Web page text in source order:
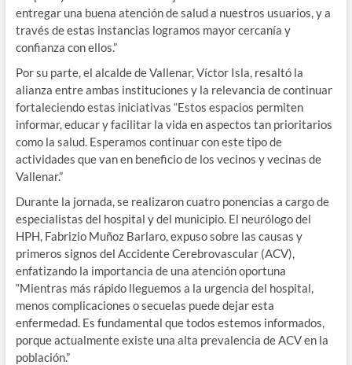
entregar una buena atención de salud a nuestros usuarios, y a
través de estas instancias logramos mayor cercanía y
confianza con ellos.”
Por su parte, el alcalde de Vallenar, Víctor Isla, resaltó la
alianza entre ambas instituciones y la relevancia de continuar
fortaleciendo estas iniciativas “Estos espacios permiten
informar, educar y facilitar la vida en aspectos tan prioritarios
como la salud. Esperamos continuar con este tipo de
actividades que van en beneficio de los vecinos y vecinas de
Vallenar.”
Durante la jornada, se realizaron cuatro ponencias a cargo de
especialistas del hospital y del municipio. El neurólogo del
HPH, Fabrizio Muñoz Barlaro, expuso sobre las causas y
primeros signos del Accidente Cerebrovascular (ACV),
enfatizando la importancia de una atención oportuna
“Mientras más rápido lleguemos a la urgencia del hospital,
menos complicaciones o secuelas puede dejar esta
enfermedad. Es fundamental que todos estemos informados,
porque actualmente existe una alta prevalencia de ACV en la
población.”